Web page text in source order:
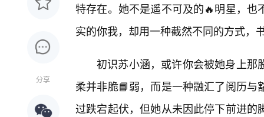
分享
特存在。她不是遥不可及的🔥明星，
实的你我，却用一种截然不同的方式，
初识苏小涵，或许你会被她身上那
柔并非脆📘弱，而是一种融汇了阅历
过跌宕起伏，但她从未因此停下前进